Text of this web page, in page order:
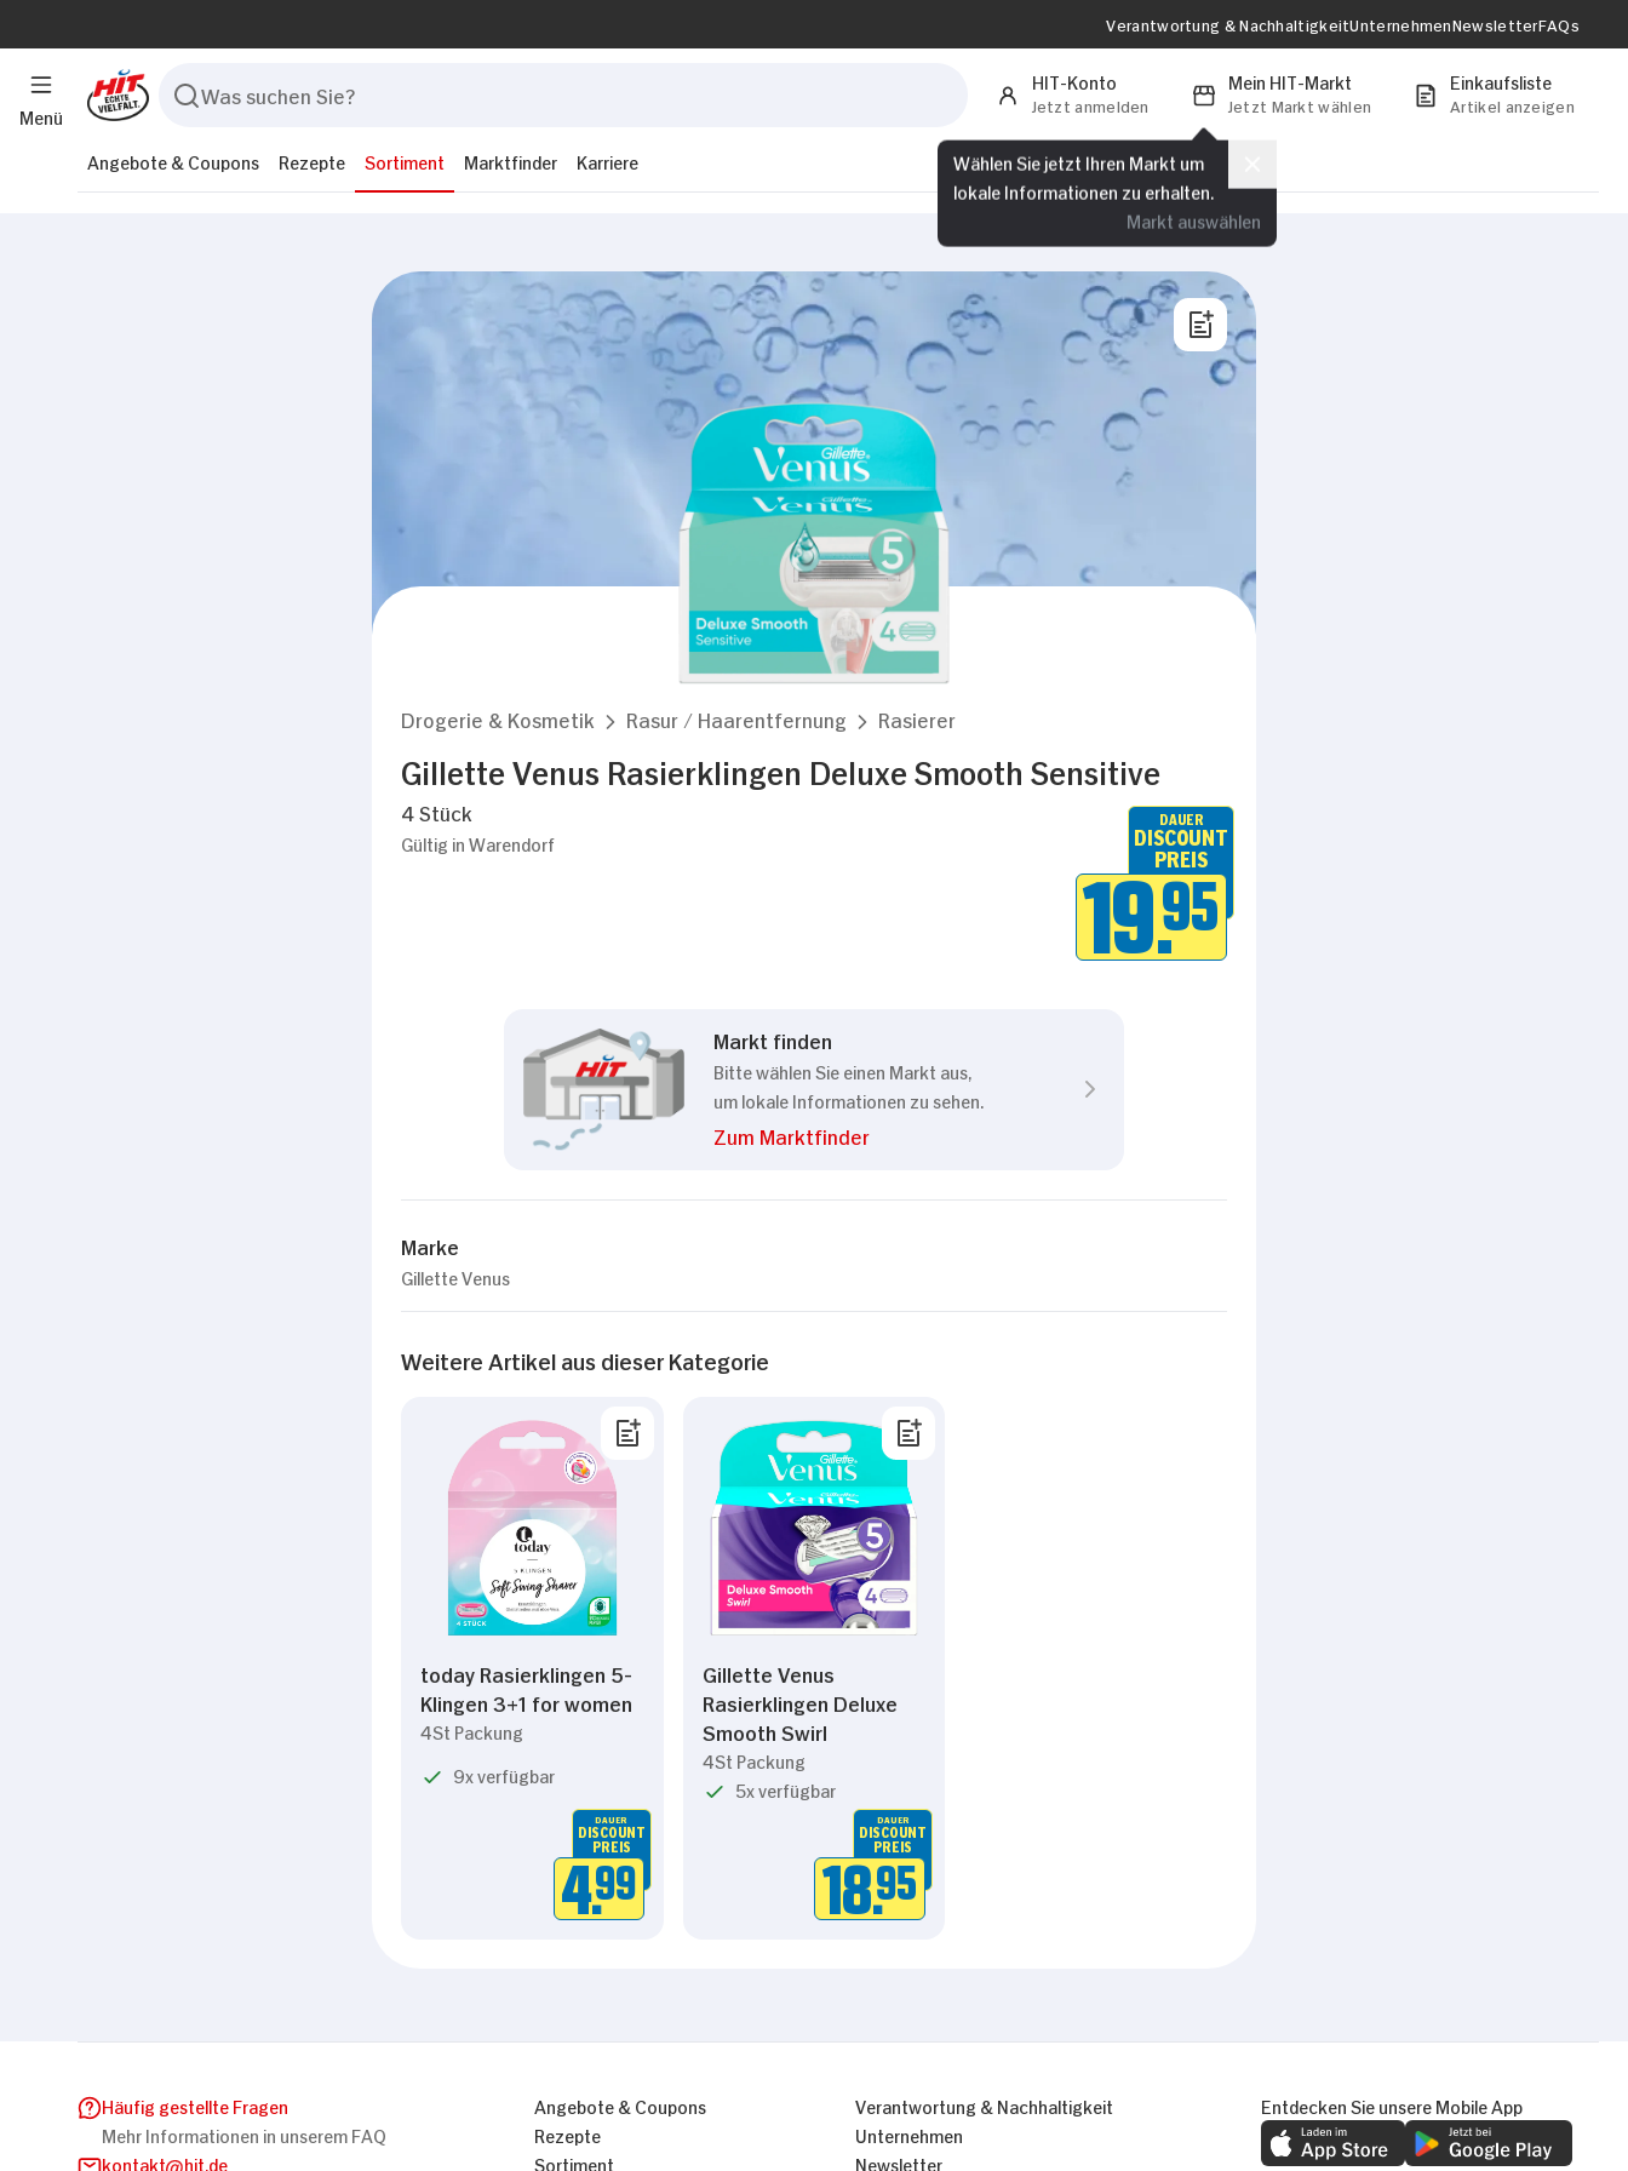
Menü
Verantwortung & NachhaltigkeitUnternehmenNewsletterFAQs
HIT-Konto
Jetzt anmelden
Mein HIT-Markt
Jetzt Markt wählen
Wählen Sie jetzt Ihren Markt um
lokale Informationen zu erhalten.
Markt auswählen
Einkaufsliste
Artikel anzeigen
Angebote & Coupons Rezepte Sortiment Marktfinder Karriere
Drogerie & Kosmetik Rasur / Haarentfernung Rasierer
Gillette Venus Rasierklingen Deluxe Smooth Sensitive
4 Stück
Gültig in Warendorf
DAUER
DISCOUNT
PREIS
19.95
Markt finden
Bitte wählen Sie einen Markt aus,
um lokale Informationen zu sehen.
Zum Marktfinder
Marke
Gillette Venus
Weitere Artikel aus dieser Kategorie
today Rasierklingen 5-
Klingen 3+1 for women
4St Packung
9x verfügbar
DAUER
DISCOUNT
PREIS
4.99
Gillette Venus
Rasierklingen Deluxe
Smooth Swirl
4St Packung
5x verfügbar
DAUER
DISCOUNT
PREIS
18.95
Häufig gestellte Fragen
Mehr Informationen in unserem FAQ
kontakt
hit.de
Angebote & Coupons
Rezepte
Sortiment
Verantwortung & Nachhaltigkeit
Unternehmen
Newsletter
Entdecken Sie unsere Mobile App